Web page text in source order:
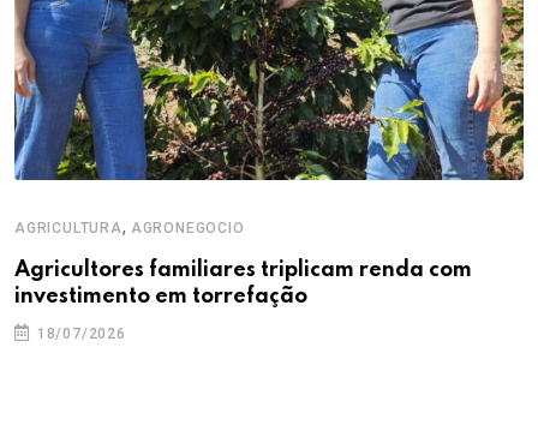
AGRICULTURA, AGRONEGOCIO
Agricultores familiares triplicam renda com
investimento em torrefação
18/07/2026